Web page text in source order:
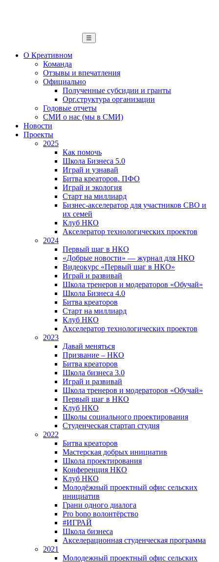
☰
О Креативном
Команда
Отзывы и впечатления
Официально
Полученные субсидии и гранты
Орг.структура организации
Годовые отчеты
СМИ о нас (мы в СМИ)
Новости
Проекты
2025
Как помочь
Школа Бизнеса 5.0
Играй и узнавай
Битва креаторов. ПФО
Играй и экология
Старт на миллиард
Бизнес-акселератор для участников СВО и
их семей
Клуб НКО
Акселератор технологических проектов
2024
Первый шаг в НКО
«Добрые новости» — журнал для НКО
Видеокурс «Первый шаг в НКО»
Играй и развивай
Школа тренеров и модераторов «Обучай»
Школа Бизнеса 4.0
Битва креаторов
Старт на миллиард
Клуб НКО
Акселератор технологических проектов
2023
Давай меняться
Призвание – НКО
Битва креаторов
Школа бизнеса 3.0
Играй и развивай
Школа тренеров и модераторов «Обучай»
Первый шаг в НКО
Клуб НКО
Школы социального проектирования
Студенческая стартап студия
2022
Битва креаторов
Мастерская добрых инициатив
Школа проектирования
Конференция НКО
Клуб НКО
Молодёжный проектный офис сельских
инициатив
Грани одного диалога
Pro bono волонтёрство
#ИГРАЙ
Школа бизнеса
Акселерационная студенческая программа
2021
Молодежный проектный офис сельских